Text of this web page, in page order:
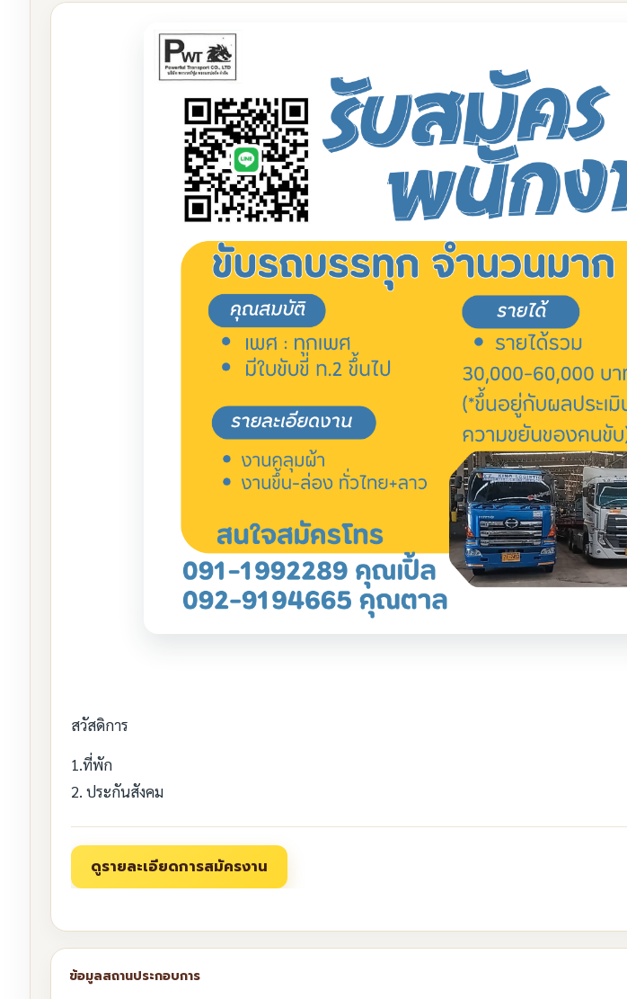
สวัสดิการ
1.ที่พัก
2. ประกันสังคม